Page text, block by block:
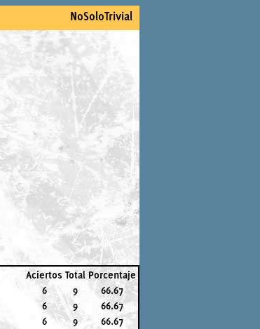
NoSoloTrivial
Aciertos Total Porcentaje
6 9
66.67
6 9
66.67
6 9
66.67